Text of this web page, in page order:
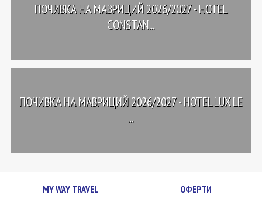
ПОЧИВКА НА МАВРИЦИЙ 2026/2027 - HOTEL
CONSTAN...
ПОЧИВКА НА МАВРИЦИЙ 2026/2027 - HOTEL LUX LE
...
MY WAY TRAVEL ОФЕРТИ